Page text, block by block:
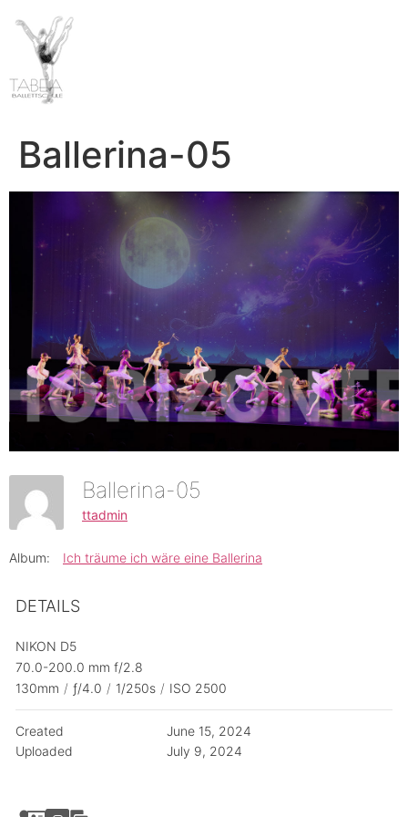
Ballerina-05
Ballerina-05
ttadmin
Album: Ich träume ich wäre eine Ballerina
DETAILS
NIKON D5
70.0-200.0 mm f/2.8
130mm / ƒ/4.0 / 1/250s / ISO 2500
Created
June 15, 2024
Uploaded
July 9, 2024